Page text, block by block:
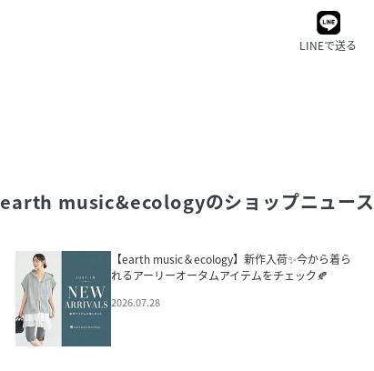
LINEで送る
earth music&ecologyのショップニュース
【earth music＆ecology】新作入荷✨今から着ら
れるアーリーオータムアイテムをチェック🍂
2026.07.28